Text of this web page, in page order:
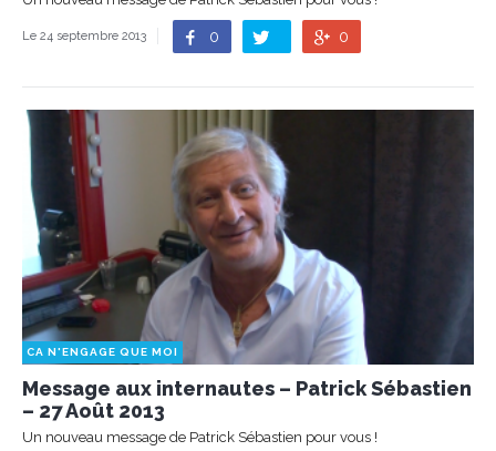
Le 24 septembre 2013 0 0
CA N'ENGAGE QUE MOI
Message aux internautes – Patrick Sébastien
– 27 Août 2013
Un nouveau message de Patrick Sébastien pour vous !